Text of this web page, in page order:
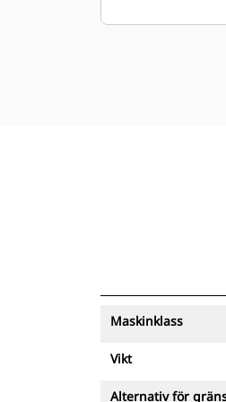
låter
Genom att
Maskinklass
Vikt
Alternativ för